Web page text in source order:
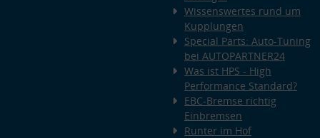
Wissenswertes rund um
Kupplungen
Special Parts: Auto-Tuning
bei AUTOPARTNER24
Was ist HPS - High
Performance Standard?
EBC-Bremse richtig
Einbremsen
Runter im Hof